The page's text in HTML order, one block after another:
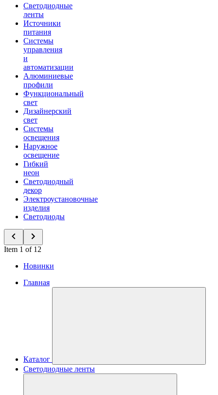
Светодиодные
ленты
Источники
питания
Системы
управления
и
автоматизации
Алюминиевые
профили
Функциональный
свет
Дизайнерский
свет
Системы
освещения
Наружное
освещение
Гибкий
неон
Светодиодный
декор
Электроустановочные
изделия
Светодиоды
Item 1 of 12
Новинки
Главная
Каталог
Светодиодные ленты